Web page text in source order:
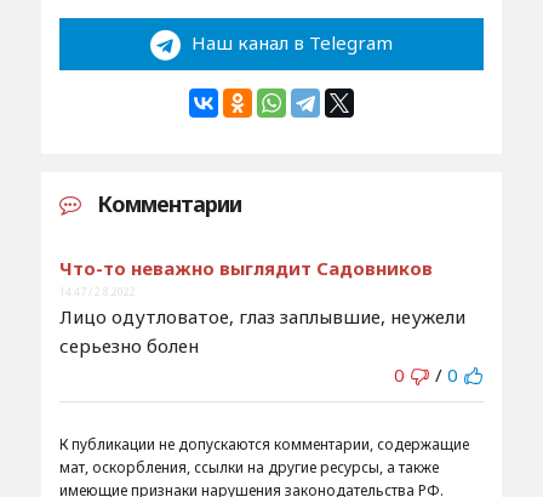
Наш канал в Telegram
Комментарии
Что-то неважно выглядит Садовников
14:47 / 2.8.2022
Лицо одутловатое, глаз заплывшие, неужели
серьезно болен
0
/ 0
К публикации не допускаются комментарии, содержащие
мат, оскорбления, ссылки на другие ресурсы, а также
имеющие признаки нарушения законодательства РФ.